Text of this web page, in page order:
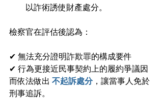
以詐術誘使財產處分。
檢察官在評估後認為：
✔ 無法充分證明詐欺罪的構成要件
✔ 行為更接近民事契約上的履約爭議因
而依法做出 不起訴處分，讓當事人免於
刑事追訴。